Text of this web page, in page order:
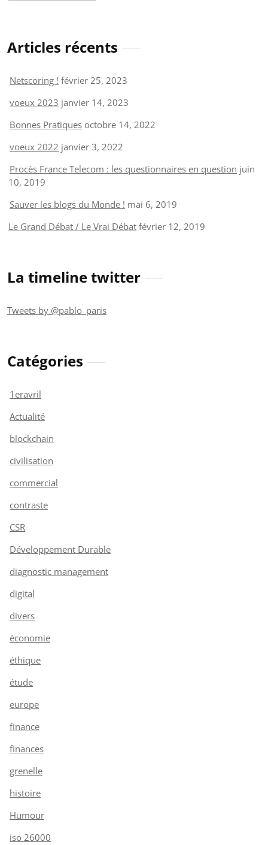
Articles récents
Netscoring ! février 25, 2023
voeux 2023 janvier 14, 2023
Bonnes Pratiques octobre 14, 2022
voeux 2022 janvier 3, 2022
Procès France Telecom : les questionnaires en question juin
10, 2019
Sauver les blogs du Monde ! mai 6, 2019
Le Grand Débat / Le Vrai Débat février 12, 2019
La timeline twitter
Tweets by @pablo_paris
Catégories
1eravril
Actualité
blockchain
civilisation
commercial
contraste
CSR
Développement Durable
diagnostic management
digital
divers
économie
éthique
étude
europe
finance
finances
grenelle
histoire
Humour
iso 26000